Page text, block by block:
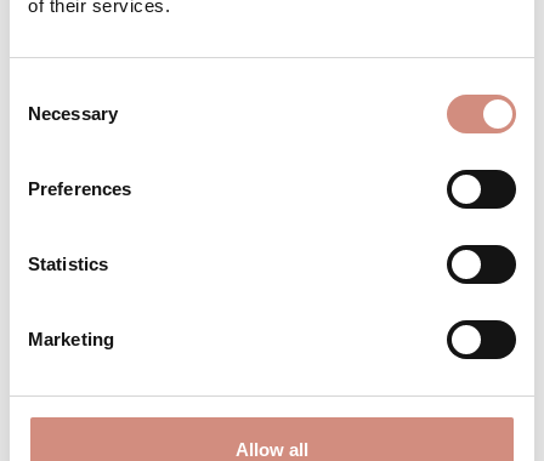
of their services.
Selection
Necessary
Preferences
Statistics
Marketing
Allow all
Herausforderung genug – wir möchten dir
BEWERTUNGEN
GRÖSSENTABELLE